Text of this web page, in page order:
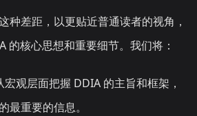
种差距，以更贴近普通读者的视角，
的核心思想和重要细节。我们将：
宏观层面把握 DDIA 的主旨和框架，
最重要的信息。